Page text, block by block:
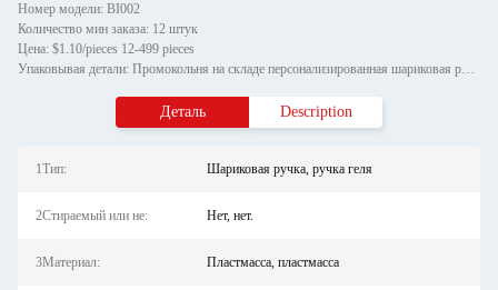
Номер модели: BI002
Количество мин заказа: 12 штук
Цена: $1.10/pieces 12-499 pieces
Упаковывая детали: Промокольня на складе персонализированная шариковая ручка бриллиантовая кристаллическая металлическа
Деталь Description
1Тип: Шариковая ручка, ручка геля
2Стираемый или не: Нет, нет.
3Материал: Пластмасса, пластмасса